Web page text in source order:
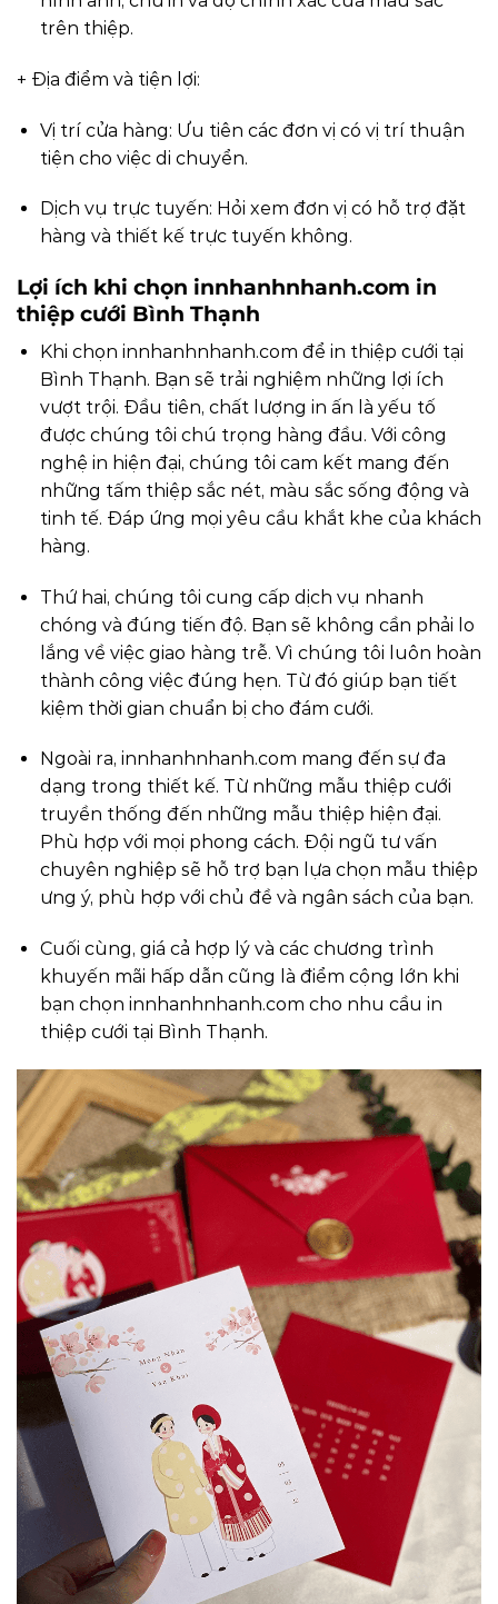
trên thiệp.
+ Địa điểm và tiện lợi:
Vị trí cửa hàng: Ưu tiên các đơn vị có vị trí thuận
tiện cho việc di chuyển.
Dịch vụ trực tuyến: Hỏi xem đơn vị có hỗ trợ đặt
hàng và thiết kế trực tuyến không.
Lợi ích khi chọn innhanhnhanh.com in
thiệp cưới Bình Thạnh
Khi chọn innhanhnhanh.com để in thiệp cưới tại
Bình Thạnh. Bạn sẽ trải nghiệm những lợi ích
vượt trội. Đầu tiên, chất lượng in ấn là yếu tố
được chúng tôi chú trọng hàng đầu. Với công
nghệ in hiện đại, chúng tôi cam kết mang đến
những tấm thiệp sắc nét, màu sắc sống động và
tinh tế. Đáp ứng mọi yêu cầu khắt khe của khách
hàng.
Thứ hai, chúng tôi cung cấp dịch vụ nhanh
chóng và đúng tiến độ. Bạn sẽ không cần phải lo
lắng về việc giao hàng trễ. Vì chúng tôi luôn hoàn
thành công việc đúng hẹn. Từ đó giúp bạn tiết
kiệm thời gian chuẩn bị cho đám cưới.
Ngoài ra, innhanhnhanh.com mang đến sự đa
dạng trong thiết kế. Từ những mẫu thiệp cưới
truyền thống đến những mẫu thiệp hiện đại.
Phù hợp với mọi phong cách. Đội ngũ tư vấn
chuyên nghiệp sẽ hỗ trợ bạn lựa chọn mẫu thiệp
ưng ý, phù hợp với chủ đề và ngân sách của bạn.
Cuối cùng, giá cả hợp lý và các chương trình
khuyến mãi hấp dẫn cũng là điểm cộng lớn khi
bạn chọn innhanhnhanh.com cho nhu cầu in
thiệp cưới tại Bình Thạnh.